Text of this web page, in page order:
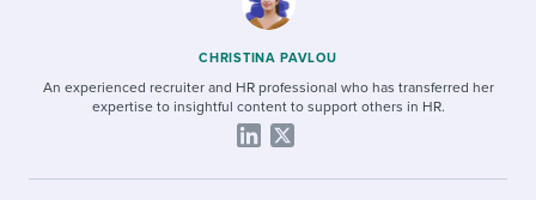
Candidate/employee experiences
CHRISTINA PAVLOU
An experienced recruiter and HR professional who has transferred her
expertise to insightful content to support others in HR.